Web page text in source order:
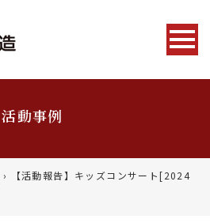
活動事例
›
【活動報告】キッズコンサート[2024